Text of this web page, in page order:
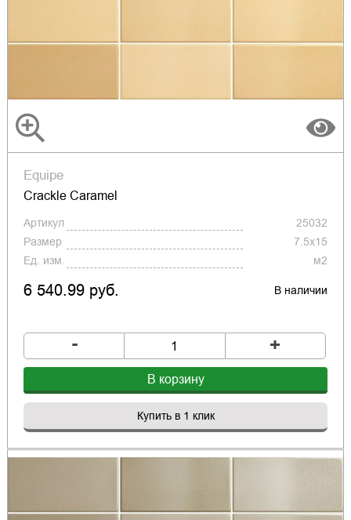
Equipe
Crackle Caramel
Артикул
25032
Размер
7.5x15
Ед. изм.
м2
6 540.99 руб. В наличии
- +
В корзину
Купить в 1 клик